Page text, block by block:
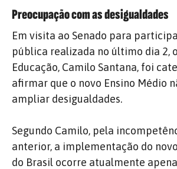
Preocupação com as desigualdades
Em visita ao Senado para
pública realizada no último dia 2,
Educação, Camilo Santana, foi
afirmar que o novo Ensino Médio
ampliar desigualdades.
Segundo Camilo, pela
anterior, a implementação do
do Brasil ocorre atualmente